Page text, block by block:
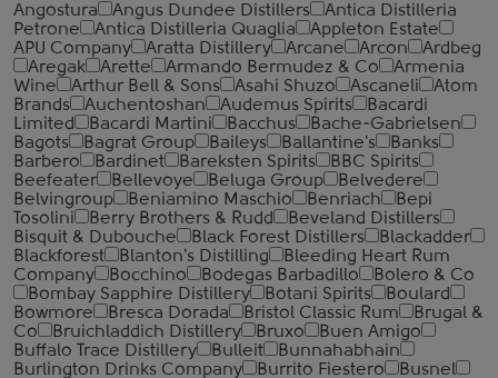
Angostura
Angus Dundee Distillers
Antica Distilleria
Petrone
Antica Distilleria Quaglia
Appleton Estate
APU Company
Aratta Distillery Arcane Arcon
Ardbeg
Aregak
Arette Armando Bermudez & Co
Armenia
Wine
Arthur Bell & Sons Asahi Shuzo Ascaneli
Atom
Brands
Auchentoshan Audemus Spirits
Bacardi
Limited
Bacardi Martini Bacchus
Bache-Gabrielsen
Bagots
Bagrat Group Baileys Ballantine's
Banks
Barbero
Bardinet Bareksten Spirits
BBC Spirits
Beefeater
Bellevoye Beluga Group
Belvedere
Belvingroup
Beniamino Maschio Benriach
Bepi
Tosolini
Berry Brothers & Rudd
Beveland Distillers
Bisquit & Dubouche
Black Forest Distillers
Blackadder
Blackforest
Blanton's Distilling
Bleeding Heart Rum
Company
Bocchino Bodegas Barbadillo
Bolero & Co
Bombay Sapphire Distillery
Botani Spirits
Boulard
Bowmore
Bresca Dorada Bristol Classic Rum
Brugal &
Co
Bruichladdich Distillery Bruxo
Buen Amigo
Buffalo Trace Distillery
Bulleit
Bunnahabhain
Burlington Drinks Company
Burrito Fiestero
Busnel